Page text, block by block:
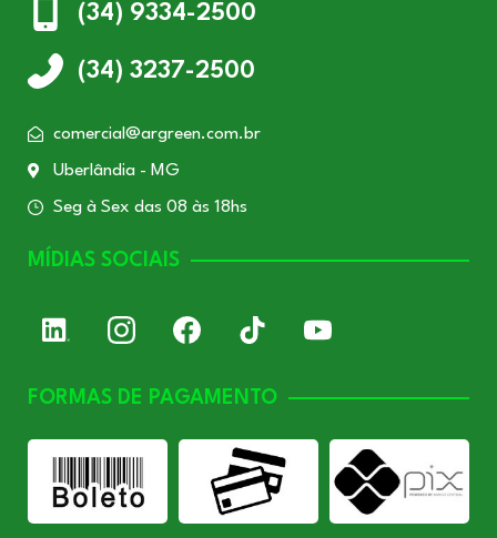
(34) 9334-2500
(34) 3237-2500
comercial@argreen.com.br
Uberlândia - MG
Seg à Sex das 08 às 18hs
MÍDIAS SOCIAIS
FORMAS DE PAGAMENTO